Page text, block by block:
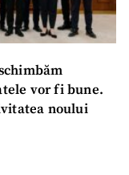
vor fi bune.
noului